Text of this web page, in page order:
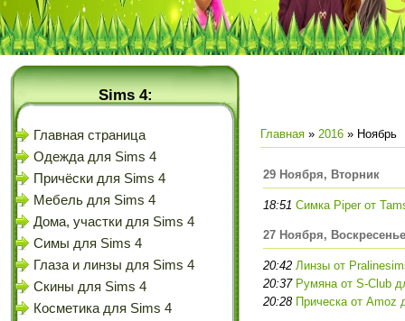
Sims 4:
Главная страница
Одежда для Sims 4
Причёски для Sims 4
Мебель для Sims 4
Дома, участки для Sims 4
Симы для Sims 4
Глаза и линзы для Sims 4
Скины для Sims 4
Косметика для Sims 4
Главная » 2016 » Ноябрь
29 Ноября, Вторник
18:51 Симка Piper от
27 Ноября, Воскресенье
20:42 Линзы от
20:37 Румяна от S-Club
20:28 Прическа от Amoz